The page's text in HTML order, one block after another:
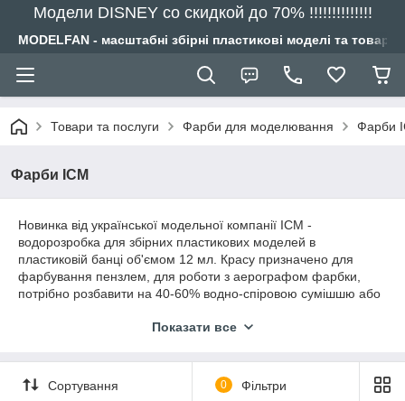
Модели DISNEY со скидкой до 70% !!!!!!!!!!!!!!
MODELFAN - масштабні збірні пластикові моделі та
Товари та послуги Фарби для моделювання Фарби
Фарби ICM
Новинка від української модельної компанії ІСМ -
водорозробка для збірних пластикових моделей в
пластиковій банці об'ємом 12 мл. Красу призначено для
фарбування пензлем, для роботи з аерографом фарбки,
потрібно розбавити на 40-60% водно-спіровою сумішшю або
В ассортименті 80 кольорів, включаючи 10 базових кольорів,
Показати все
Сортування 0 Фільтри